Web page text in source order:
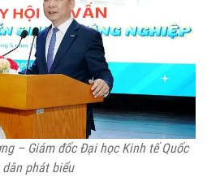
– Giám đốc Đại học Kinh tế Quốc
dân phát biểu